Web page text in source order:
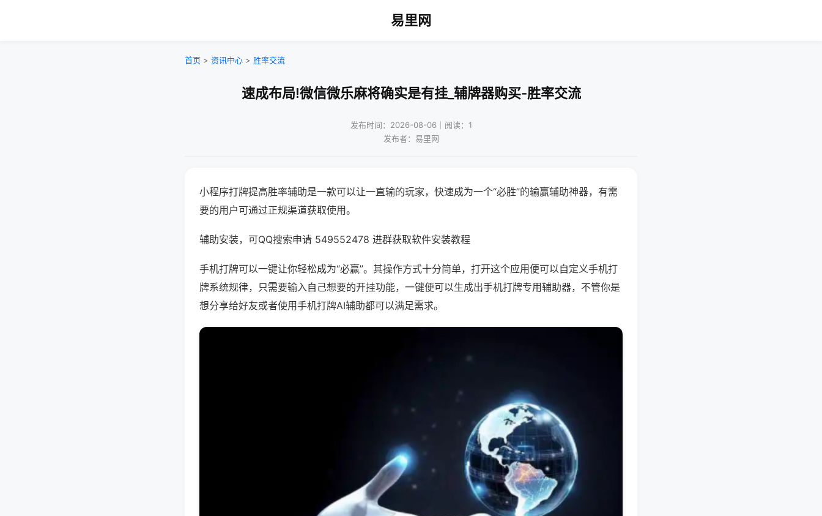
易里网
首页 > 资讯中心 > 胜率交流
速成布局!微信微乐麻将确实是有挂_辅牌器购买-胜率交流
发布时间：2026-08-06｜阅读：1
发布者：易里网
小程序打牌提高胜率辅助是一款可以让一直输的玩家，快速成为一个“必胜”的输赢辅助神器，有需
要的用户可通过正规渠道获取使用。
辅助安装，可QQ搜索申请 549552478 进群获取软件安装教程
手机打牌可以一键让你轻松成为“必赢”。其操作方式十分简单，打开这个应用便可以自定义手机打
牌系统规律，只需要输入自己想要的开挂功能，一键便可以生成出手机打牌专用辅助器，不管你是
想分享给好友或者使用手机打牌AI辅助都可以满足需求。